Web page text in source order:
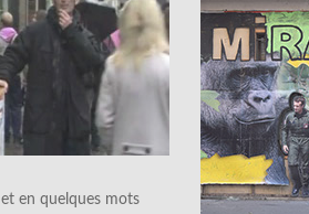
et en quelques mots